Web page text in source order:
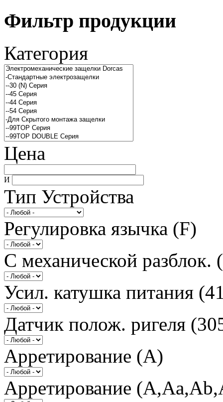
Фильтр продукции
Категория
Цена
И
Тип Устройства
Регулировка язычка (F)
С механической разблок.
Усил. катушка питания
Датчик полож. ригеля
Арретирование (A)
Арретирование